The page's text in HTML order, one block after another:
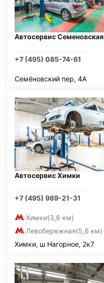
Автосервис Семеновская
+7 (495) 085-74-61
Семёновский пер, 4А
Автосервис Химки
+7 (495) 989-21-31
Химки(3,8 км)
Левобережная(5,6 км)
Химки, ш Нагорное, 2к7